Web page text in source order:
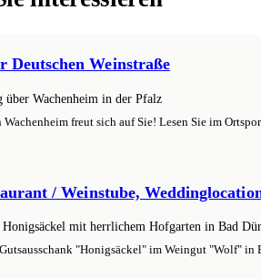
Deutschen Weinstraße
freut sich auf Sie! Lesen Sie im
/ Weinstube,
"Honigsäckel" im Weingut "Wolf"